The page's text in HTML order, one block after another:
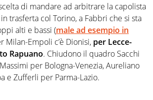
di mandare ad arbitrare la capolista
trasferta col Torino, a Fabbri che si sta
alti e bassi (male ad esempio in
Milan-Empoli c’è Dionisi, per Lecce-
Rapuano. Chiudono il quadro Sacchi
per Bologna-Venezia, Aureliano
e Zufferli per Parma-Lazio.